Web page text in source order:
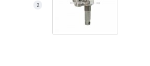
2